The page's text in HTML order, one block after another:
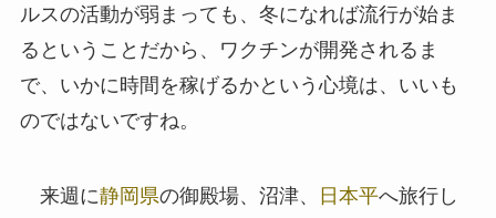
ルスの活動が弱まっても、冬になれば流行が始ま
るということだから、ワクチンが開発されるま
で、いかに時間を稼げるかという心境は、いいも
のではないですね。
来週に静岡県の御殿場、沼津、 日本平へ旅行し